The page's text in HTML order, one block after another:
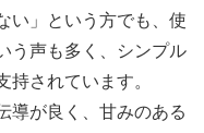
い」という方でも、使
う声も多く、シンプル
持されています。
導が良く、甘みのある